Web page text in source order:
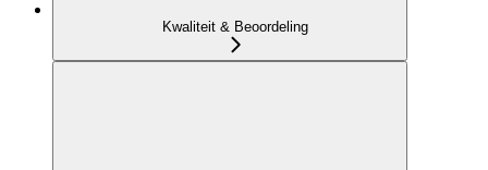
Kwaliteit & Beoordeling